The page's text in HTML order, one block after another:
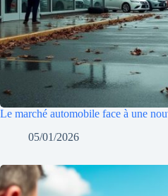
Le marché automobile face à une
05/01/2026